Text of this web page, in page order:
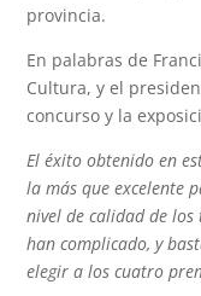
provincia.
En palabras de
Cultura, y el
concurso y la
El éxito obtenido en
la más que excelente
nivel de calidad de los
han complicado, y
elegir a los cuatro